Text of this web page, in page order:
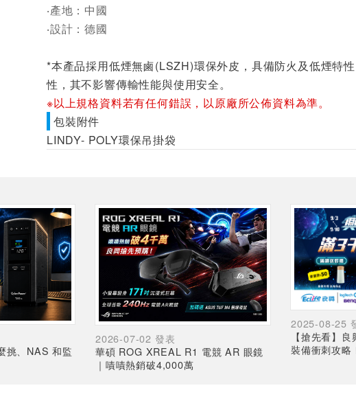
‧產地：中國
‧設計：德國
*本產品採用低煙無鹵(LSZH)環保外皮，具備防火及低煙特
性，其不影響傳輸性能與使用安全。
※以上規格資料若有任何錯誤，以原廠所公佈資料為準。
包裝附件
LINDY- POLY環保吊掛袋
挑、NAS 和監
2026-07-02 發表
華碩 ROG XREAL R1 電競 AR 眼鏡
｜嘖嘖熱銷破4,000萬
2025-08-25
【搶先看】
裝備衝刺攻略